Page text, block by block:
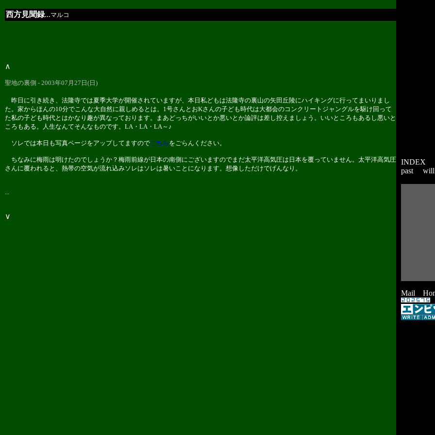
西方見聞録...マルコ
∧
聖地の裏側 - 2003年07月27日(日)
昨日に引き続き、法隆寺では夏季大学が開催されていますが、本日私どもは法隆寺の裏山の矢田丘陵にハイキングに行ってまいりまし
た。家からほんの10分でこんな大自然に親しめるとは。1号さんとおKさんの子ども時代は大都会のコンクリートジャングルを駆け回って
た私の子ども時代とはかなり趣が異なっております。まあどっちがいいとか悪いとか論評は差し控えましょう。いいところもあるし悪いと
ころもある。人生なんてそんなものです。LA・LA・LA～♪
ソレでは本日も写真ページをアップしてますのでこちら をごらんください。
ちなみに梅雨は明けたのでしょうか？梅雨前線が日本の南側にございますのでまだ太平洋高気圧は日本を覆っていません。太平洋高気圧
さんに覆われると、熱帯の空気が流れ込みソレはソレは暑いことになります。想像しただけでげんなり。
...
∨
INDEX
past
will
Mail